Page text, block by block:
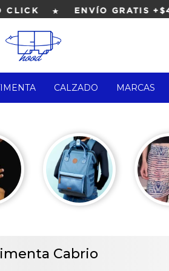
ENVÍO GRATIS
CALZADO MARCAS
Cabrio